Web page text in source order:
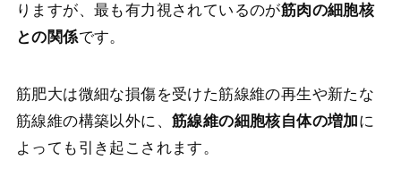
りますが、最も有力視されているのが筋肉の細胞核
との関係です。
筋肥大は微細な損傷を受けた筋線維の再生や新たな
筋線維の構築以外に、 筋線維の細胞核自体の増加に
よっても引き起こされます。